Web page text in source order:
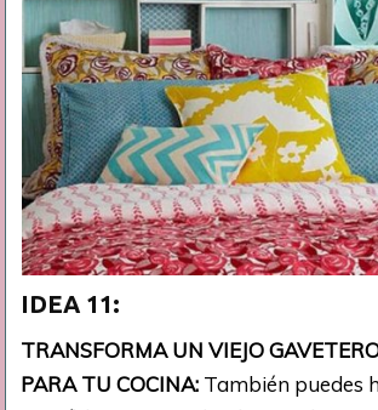
IDEA 11:
TRANSFORMA UN VIEJO
PARA TU COCINA: También puedes